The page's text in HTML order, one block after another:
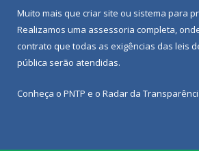
Muito mais que criar site ou sistema para
Realizamos uma assessoria completa,
contrato que todas as exigências das leis
pública serão atendidas.
Conheça o PNTP e o Radar da